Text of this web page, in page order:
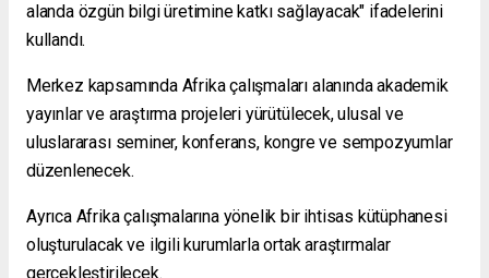
alanda özgün bilgi üretimine katkı sağlayacak" ifadelerini
kullandı.
Merkez kapsamında Afrika çalışmaları alanında akademik
yayınlar ve araştırma projeleri yürütülecek, ulusal ve
uluslararası seminer, konferans, kongre ve sempozyumlar
düzenlenecek.
Ayrıca Afrika çalışmalarına yönelik bir ihtisas kütüphanesi
oluşturulacak ve ilgili kurumlarla ortak araştırmalar
gerçekleştirilecek.